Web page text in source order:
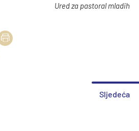
Ured za pastoral mladih
Sljedeća